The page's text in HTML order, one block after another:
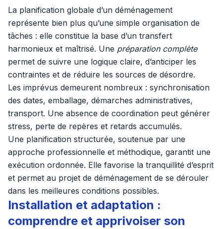
La planification globale d’un déménagement
représente bien plus qu’une simple organisation de
tâches : elle constitue la base d’un transfert
harmonieux et maîtrisé. Une préparation complète
permet de suivre une logique claire, d’anticiper les
contraintes et de réduire les sources de désordre.
Les imprévus demeurent nombreux : synchronisation
des dates, emballage, démarches administratives,
transport. Une absence de coordination peut générer
stress, perte de repères et retards accumulés.
Une planification structurée, soutenue par une
approche professionnelle et méthodique, garantit une
exécution ordonnée. Elle favorise la tranquillité d’esprit
et permet au projet de déménagement de se dérouler
dans les meilleures conditions possibles.
Installation et adaptation :
comprendre et apprivoiser son